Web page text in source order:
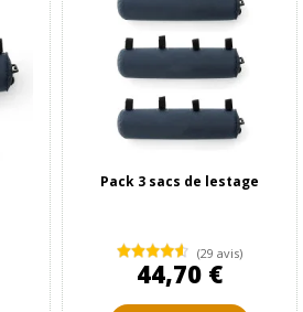
Pack 3 sacs de lestage
(29 avis)
44,70 €